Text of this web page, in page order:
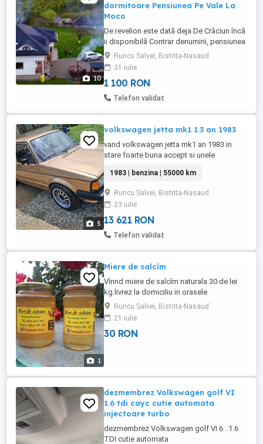
10
dormitoare Pensiunea Pe Vale La
Moco
De revelion este dată deja De Crăciun încă
ii disponibilă Contrar denumirii, pensiunea
se afla pe un deal, într-o zona frumoasa și
liniștita al comunei Runcu Salvei, județul
Bistrița Năsăud, situata la 25 de km de
Băile Figa, 50 de km de stațiunea Colibita -
Marea de la munte, 100 de km de orașul
Runcu Salvei, Bistrita-Nasaud
31 iulie
1 100 RON
Telefon validat
5
volkswagen jetta mk1 1.3 an 1983
vand volkswagen jetta mk1 an 1983 in
stare foarte buna accept si unele
1983 | benzina | 55000 km
Runcu Salvei, Bistrita-Nasaud
23 iulie
13 621 RON
Telefon validat
1
Miere de salcîm
Vînnd miere de salcîm naturala 30 de lei
kg.livrez la domiciliu in orasele
Năsăud,Bistrița,, Beclean.
Runcu Salvei, Bistrita-Nasaud
21 iulie
30 RON
dezmembrez Volkswagen golf VI
1.6 tdi cayc cutie automata
injectoare turbo
dezmembrez Volkswagen golf VI 6 ..1.6
TDI cutie automata